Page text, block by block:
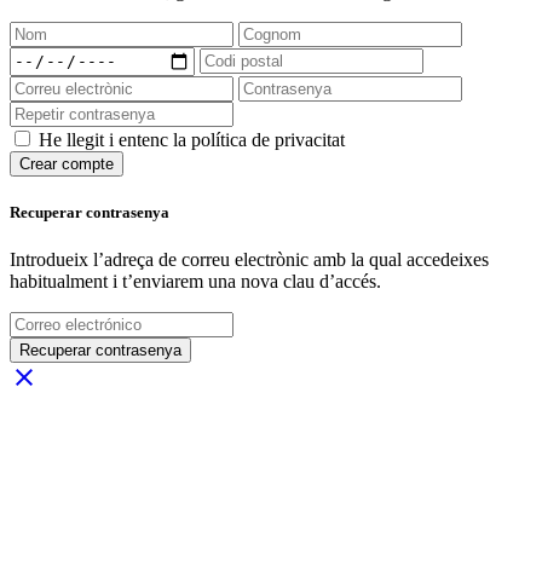
He llegit i entenc la política de privacitat
Crear compte
Recuperar contrasenya
Introdueix l’adreça de correu electrònic amb la qual accedeixes
habitualment i t’enviarem una nova clau d’accés.
Recuperar contrasenya
close